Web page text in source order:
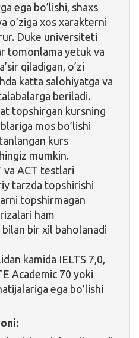
ega bo’lishi, shaxs
o’ziga xos xarakterni
Duke universiteti
tomonlama yetuk va
qiladigan, o’zi
katta salohiyatga va
beriladi.
topshirgan kursning
mos bo’lishi
kurs
mumkin.
va ACT testlari
tarzda topshirishi
topshirmagan
ham
bir xil baholanadi
kamida IELTS 7,0,
Academic 70 yoki
ega bo’lishi